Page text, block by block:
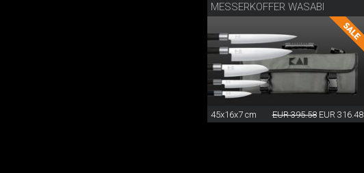
MESSERKOFFER WASABI
45x16x7 cm EUR 395.58 EUR 316.48